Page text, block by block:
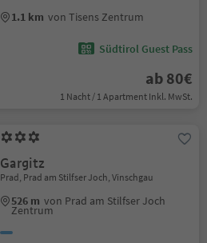
1.1 km von Tisens Zentrum
Südtirol Guest Pass
ab 80€
1 Nacht / 1 Apartment Inkl. MwSt.
Gargitz
Prad, Prad am Stilfser Joch, Vinschgau
526 m von Prad am Stilfser Joch
Zentrum